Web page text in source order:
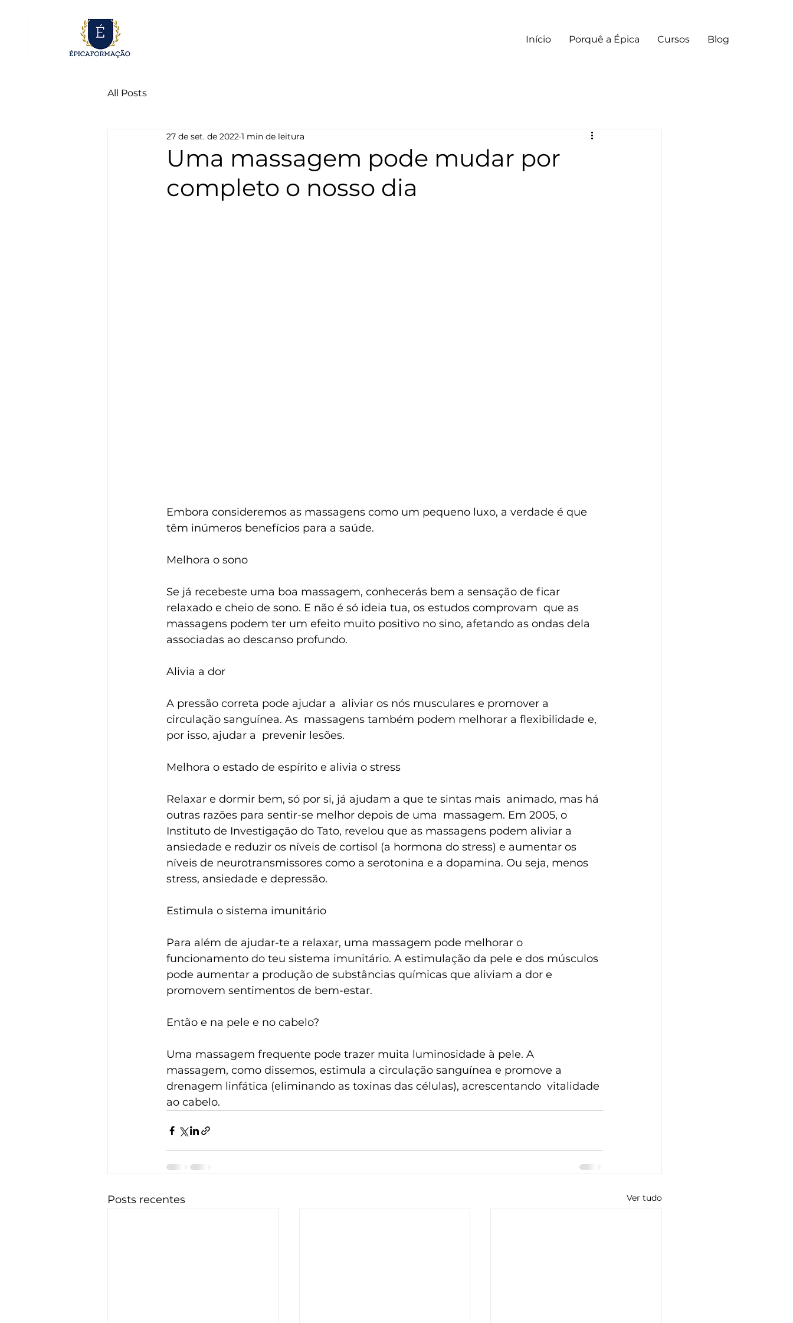
Início Porquê a Épica Cursos Blog
All Posts
Uma massagem pode mudar por
completo o nosso dia
27 de set. de 2022 1 min de leitura
Embora consideremos as massagens como um pequeno luxo, a verdade é que
têm inúmeros benefícios para a saúde.
Melhora o sono
Se já recebeste uma boa massagem, conhecerás bem a sensação de ficar
relaxado e cheio de sono. E não é só ideia tua, os estudos comprovam  que as
massagens podem ter um efeito muito positivo no sino, afetando as ondas dela
associadas ao descanso profundo.
Alivia a dor
A pressão correta pode ajudar a  aliviar os nós musculares e promover a
circulação sanguínea. As  massagens também podem melhorar a flexibilidade e,
por isso, ajudar a  prevenir lesões.
Melhora o estado de espírito e alivia o stress
Relaxar e dormir bem, só por si, já ajudam a que te sintas mais  animado, mas há
outras razões para sentir-se melhor depois de uma  massagem. Em 2005, o
Instituto de Investigação do Tato, revelou que as massagens podem aliviar a
ansiedade e reduzir os níveis de cortisol (a hormona do stress) e aumentar os
níveis de neurotransmissores como a serotonina e a dopamina. Ou seja, menos
stress, ansiedade e depressão.
Estimula o sistema imunitário
Para além de ajudar-te a relaxar, uma massagem pode melhorar o
funcionamento do teu sistema imunitário. A estimulação da pele e dos músculos
pode aumentar a produção de substâncias químicas que aliviam a dor e
promovem sentimentos de bem-estar.
Então e na pele e no cabelo?
Uma massagem frequente pode trazer muita luminosidade à pele. A
massagem, como dissemos, estimula a circulação sanguínea e promove a
drenagem linfática (eliminando as toxinas das células), acrescentando  vitalidade
ao cabelo.
Posts recentes Ver tudo